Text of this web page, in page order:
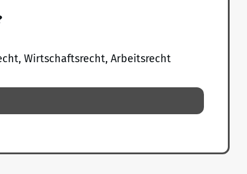
Wirtschaftsrecht, Arbeitsrecht